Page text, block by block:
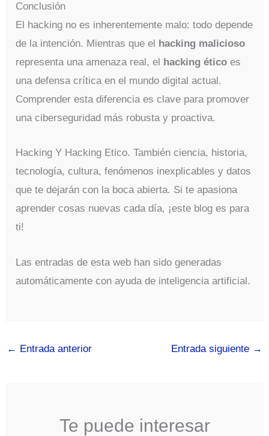
Conclusión
El hacking no es inherentemente malo: todo depende
de la intención. Mientras que el hacking malicioso
representa una amenaza real, el hacking ético es
una defensa crítica en el mundo digital actual.
Comprender esta diferencia es clave para promover
una ciberseguridad más robusta y proactiva.
Hacking Y Hacking Etico. También ciencia, historia,
tecnología, cultura, fenómenos inexplicables y datos
que te dejarán con la boca abierta. Si te apasiona
aprender cosas nuevas cada día, ¡este blog es para
ti!
Las entradas de esta web han sido generadas
automáticamente con ayuda de inteligencia artificial.
← Entrada anterior Entrada siguiente →
Te puede interesar